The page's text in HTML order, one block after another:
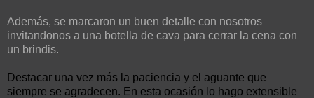
Además, se marcaron un buen detalle con nosotros
invitandonos a una botella de cava para cerrar la cena con
un brindis.
Destacar una vez más la paciencia y el aguante que
siempre se agradecen. En esta ocasión lo hago extensible